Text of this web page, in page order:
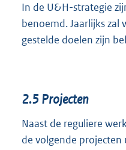
In de U&H-strategie
benoemd. Jaarlijks
gestelde doelen zijn
2.5 Projecten
Naast de reguliere
de volgende